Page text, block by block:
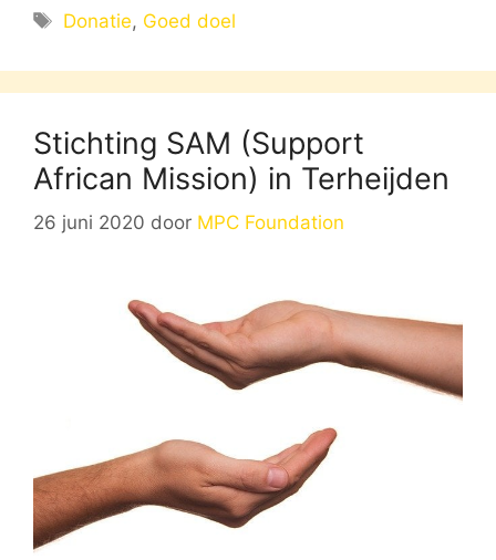
Tags
Donatie, Goed doel
Stichting SAM (Support
African Mission) in Terheijden
26 juni 2020 door MPC Foundation